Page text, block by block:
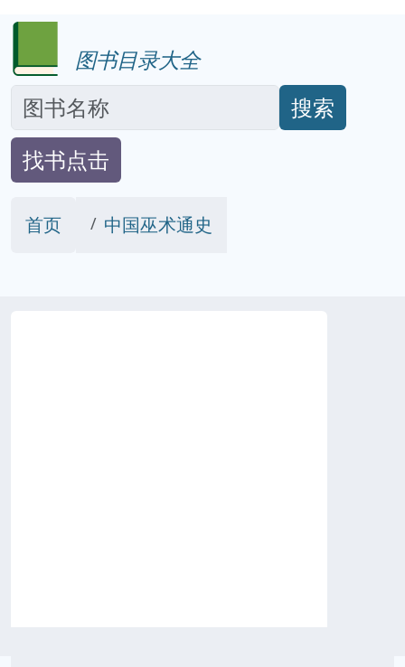
图书目录大全
搜索
找书点击
首页 中国巫术通史